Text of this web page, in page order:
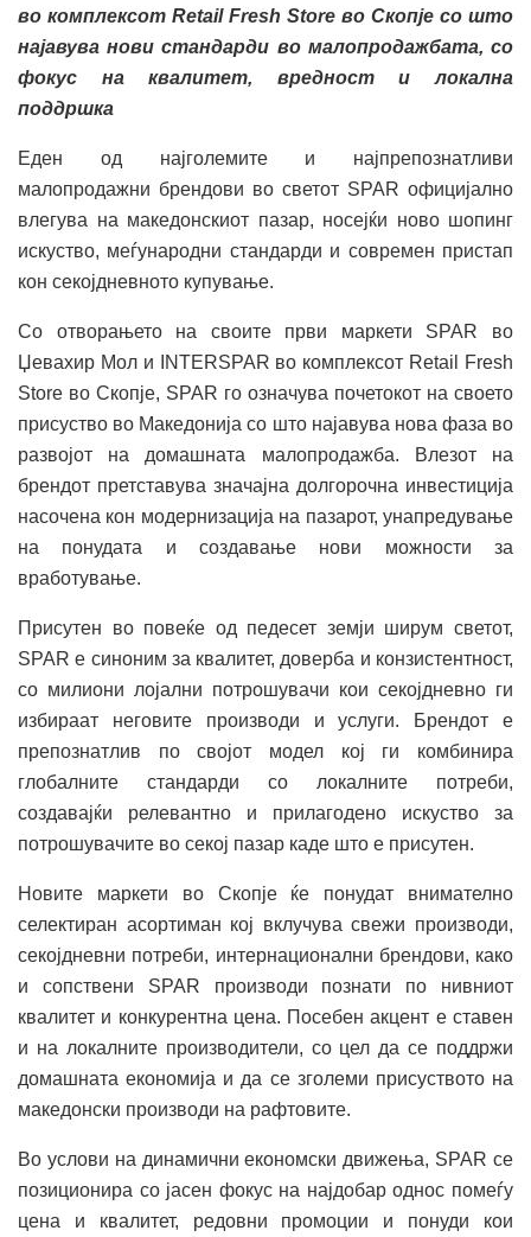
во комплексот Retail Fresh Store во Скопје со што
најавува нови стандарди во малопродажбата, со
фокус на квалитет, вредност и локална
поддршка
Еден од најголемите и најпрепознатливи
малопродажни брендови во светот SPAR официјално
влегува на македонскиот пазар, носејќи ново шопинг
искуство, меѓународни стандарди и современ пристап
кон секојдневното купување.
Со отворањето на своите први маркети SPAR во
Џевахир Мол и INTERSPAR во комплексот Retail Fresh
Store во Скопје, SPAR го означува почетокот на своето
присуство во Македонија со што најавува нова фаза во
развојот на домашната малопродажба. Влезот на
брендот претставува значајна долгорочна инвестиција
насочена кон модернизација на пазарот, унапредување
на понудата и создавање нови можности за
вработување.
Присутен во повеќе од педесет земји ширум светот,
SPAR е синоним за квалитет, доверба и конзистентност,
со милиони лојални потрошувачи кои секојдневно ги
избираат неговите производи и услуги. Брендот е
препознатлив по својот модел кој ги комбинира
глобалните стандарди со локалните потреби,
создавајќи релевантно и прилагодено искуство за
потрошувачите во секој пазар каде што е присутен.
Новите маркети во Скопје ќе понудат внимателно
селектиран асортиман кој вклучува свежи производи,
секојдневни потреби, интернационални брендови, како
и сопствени SPAR производи познати по нивниот
квалитет и конкурентна цена. Посебен акцент е ставен
и на локалните производители, со цел да се поддржи
домашната економија и да се зголеми присуството на
македонски производи на рафтовите.
Во услови на динамични економски движења, SPAR се
позиционира со јасен фокус на најдобар однос помеѓу
цена и квалитет, редовни промоции и понуди кои